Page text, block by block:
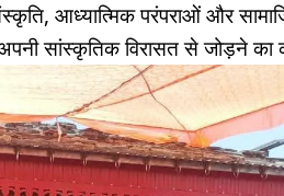
आध्यात्मिक परंपराओं और
सांस्कृतिक विरासत से जोड़ने का